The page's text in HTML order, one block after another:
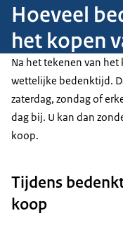
Hoeveel
het kopen
Na het tekenen van
wettelijke bedenktijd.
zaterdag, zondag of
dag bij. U kan dan
koop.
Tijdens
koop